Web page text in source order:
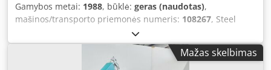
Gamybos metai: 1988, būklė: geras (naudotas),
mašinos/transporto priemonės numeris: 108267, Steel
Grinding Machine Offer Number: 20064 Manufacturer:
REMA Type: DS 12 ST Machine No.: 108267 Year of
Manufacture: 1988 Technical Data: - Grinding wheel
Mažas skelbimas